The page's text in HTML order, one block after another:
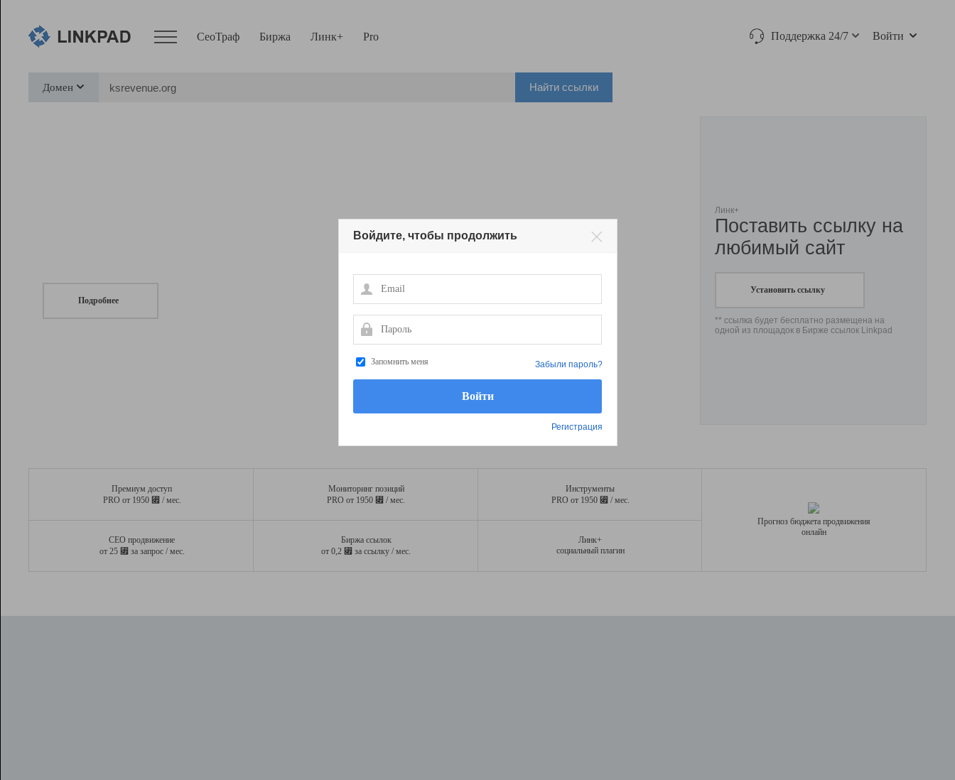
СеоТраф Биржа Линк+ Pro Поддержка 24/7 Войти
Домен Найти ссылки
Подробнее
Линк+
Поставить ссылку на
любимый сайт
Установить ссылку
** ссылка будет бесплатно размещена на
одной из площадок в Бирже ссылок Linkpad
Премиум доступ
PRO от 1950 ⃏ / мес.
Мониторинг позиций
PRO от 1950 ⃏ / мес.
Инструменты
PRO от 1950 ⃏ / мес.
СЕО продвижение
от 25 ⃏ за запрос / мес.
Биржа ссылок
от 0,2 ⃏ за ссылку / мес.
Линк+
социальный плагин
Прогноз бюджета продвижения
онлайн
Войдите, чтобы продолжить
Email
Пароль
Запомнить меня
Регистрация
Забыли пароль?